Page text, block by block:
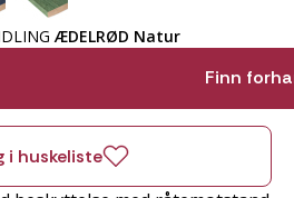
ÆDELRØD Natur
Finn
i huskeliste